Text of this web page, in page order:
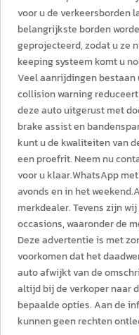
voor u de verkeersborden
belangrijkste borden
geprojecteerd, zodat u ze
keeping systeem komt u
Veel aanrijdingen
collision warning
deze auto uitgerust met
brake assist en
kunt u de kwaliteiten van
een proefrit. Neem nu
voor u klaar.WhatsApp
avonds en in het
merkdealer. Tevens zijn
occasions, waaronder de
Deze advertentie is met
voorkomen dat het
auto afwijkt van de
altijd bij de verkoper naar
bepaalde opties. Aan de
kunnen geen rechten